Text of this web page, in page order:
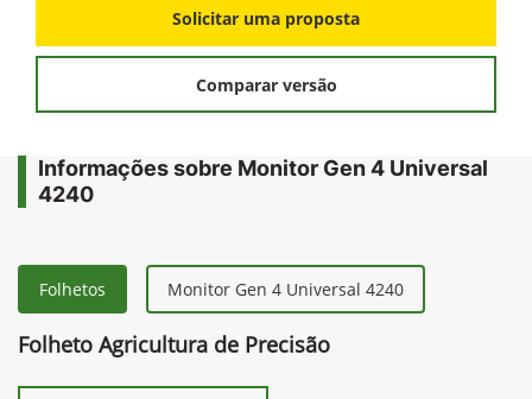
Solicitar uma proposta
Comparar versão
Informações sobre Monitor Gen 4 Universal
4240
Folhetos Monitor Gen 4 Universal 4240
Folheto Agricultura de Precisão